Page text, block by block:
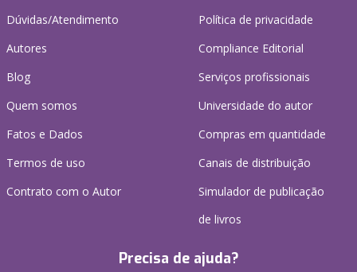
Dúvidas/Atendimento
Autores
Blog
Quem somos
Fatos e Dados
Termos de uso
Contrato com o Autor
Política de privacidade
Compliance Editorial
Serviços profissionais
Universidade do autor
Compras em quantidade
Canais de distribuição
Simulador de publicação
de livros
Precisa de ajuda?